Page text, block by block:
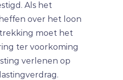
Als het
over het loon
moet het
ter voorkoming
verlenen op